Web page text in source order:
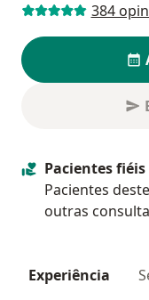
384
Pacientes fiéis
Pacientes
outras
Experiência